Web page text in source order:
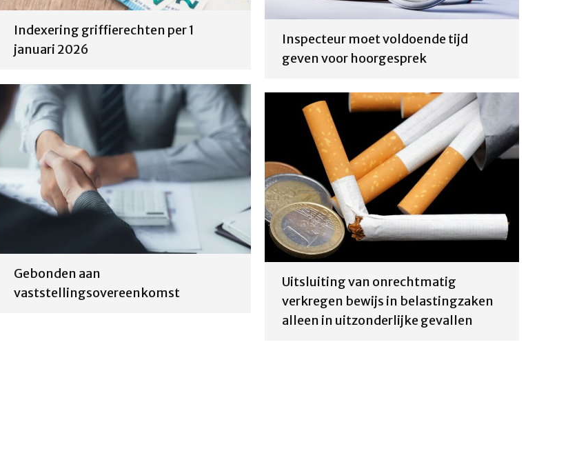
Indexering griffierechten per 1
januari 2026
Inspecteur moet voldoende tijd
geven voor hoorgesprek
Gebonden aan
vaststellingsovereenkomst
Uitsluiting van onrechtmatig
verkregen bewijs in belastingzaken
alleen in uitzonderlijke gevallen